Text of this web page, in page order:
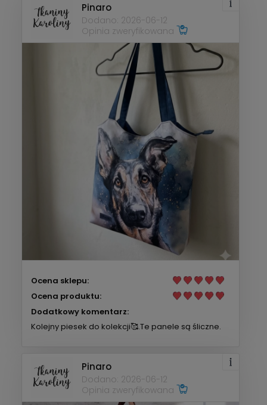
Pinaro
Dodano: 2026-06-12
Opinia zweryfikowana
Ocena sklepu:
Ocena produktu:
Dodatkowy komentarz:
Kolejny piesek do kolekcji🥰.Te panele są śliczne.
Pinaro
Dodano: 2026-06-12
Opinia zweryfikowana